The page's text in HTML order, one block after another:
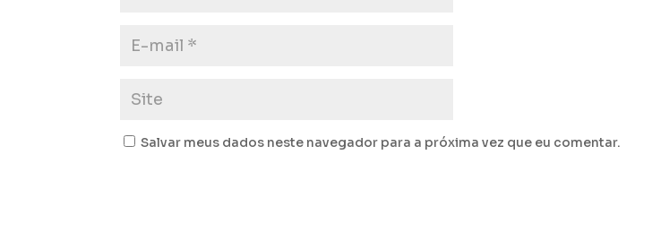
Salvar meus dados neste navegador para a próxima vez que eu comentar.